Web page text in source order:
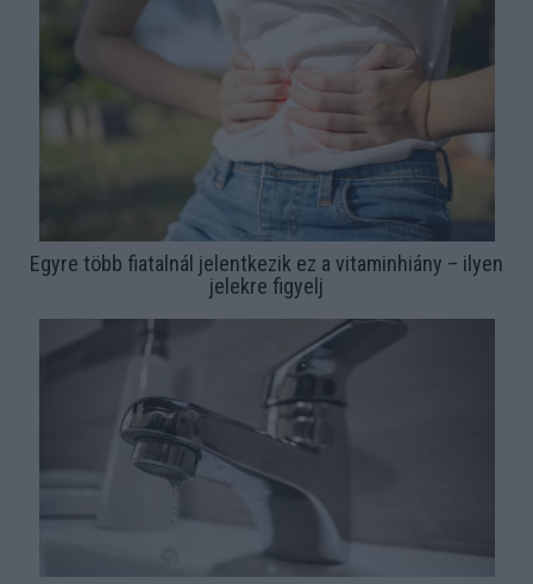
Egyre több fiatalnál jelentkezik ez a vitaminhiány – ilyen
jelekre figyelj